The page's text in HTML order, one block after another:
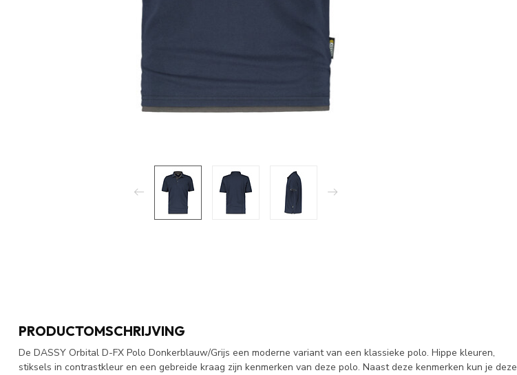
PRODUCTOMSCHRIJVING
De DASSY Orbital D-FX Polo Donkerblauw/Grijs een moderne variant van een klassieke polo. Hippe kleuren,
stiksels in contrastkleur en een gebreide kraag zijn kenmerken van deze polo. Naast deze kenmerken kun je deze